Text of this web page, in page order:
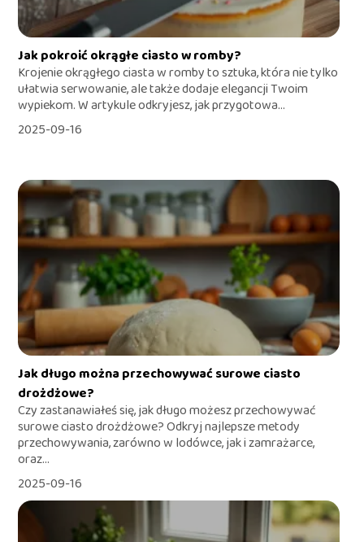
Jak pokroić okrągłe ciasto w romby?
Krojenie okrągłego ciasta w romby to sztuka, która nie tylko
ułatwia serwowanie, ale także dodaje elegancji Twoim
wypiekom. W artykule odkryjesz, jak przygotowa...
2025-09-16
Jak długo można przechowywać surowe ciasto
drożdżowe?
Czy zastanawiałeś się, jak długo możesz przechowywać
surowe ciasto drożdżowe? Odkryj najlepsze metody
przechowywania, zarówno w lodówce, jak i zamrażarce,
oraz...
2025-09-16